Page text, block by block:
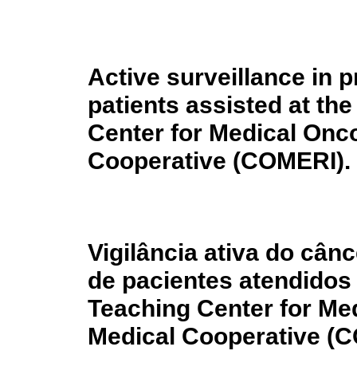
Active surveillance in
patients assisted at
Center for Medical
Cooperative (COMERI).
Vigilância ativa do
de pacientes
Teaching Center for
Medical Cooperative